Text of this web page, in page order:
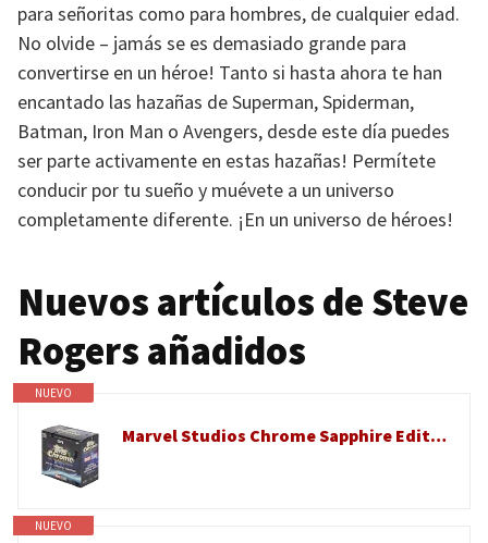
para señoritas como para hombres, de cualquier edad.
No olvide – jamás se es demasiado grande para
convertirse en un héroe! Tanto si hasta ahora te han
encantado las hazañas de Superman, Spiderman,
Batman, Iron Man o Avengers, desde este día puedes
ser parte activamente en estas hazañas! Permítete
conducir por tu sueño y muévete a un universo
completamente diferente. ¡En un universo de héroes!
Nuevos artículos de Steve
Rogers añadidos
NUEVO
Marvel Studios Chrome Sapphire Edition Hobby Box - Refractores cromados, autos, estrellas MCU
NUEVO